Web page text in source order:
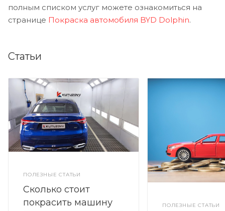
полным списком услуг можете ознакомиться на
странице Покраска автомобиля BYD Dolphin.
Статьи
ПОЛЕЗНЫЕ СТАТЬИ
Сколько стоит
покрасить машину
ПОЛЕЗНЫЕ СТАТЬИ